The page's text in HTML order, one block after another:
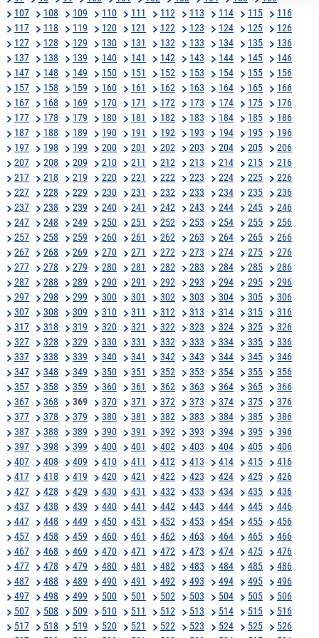
107
108 109 110 111 112 113 114 115
116
117
118 119 120 121 122 123 124 125
126
127
128 129 130 131 132 133 134 135
136
137
138 139 140 141 142 143 144 145
146
147
148 149 150 151 152 153 154 155
156
157
158 159 160 161 162 163 164 165
166
167
168 169 170 171 172 173 174 175
176
177
178 179 180 181 182 183 184 185
186
187
188 189 190 191 192 193 194 195
196
197
198 199 200 201 202 203 204 205
206
207
208 209 210 211 212 213 214 215
216
217
218 219 220 221 222 223 224 225
226
227
228 229 230 231 232 233 234 235
236
237
238 239 240 241 242 243 244 245
246
247
248 249 250 251 252 253 254 255
256
257
258 259 260 261 262 263 264 265
266
267
268 269 270 271 272 273 274 275
276
277
278 279 280 281 282 283 284 285
286
287
288 289 290 291 292 293 294 295
296
297
298 299 300 301 302 303 304 305
306
307
308 309 310 311 312 313 314 315
316
317
318 319 320 321 322 323 324 325
326
327
328 329 330 331 332 333 334 335
336
337
338 339 340 341 342 343 344 345
346
347
348 349 350 351 352 353 354 355
356
357
358 359 360 361 362 363 364 365
366
367
368 369 370 371 372 373 374 375
376
377
378 379 380 381 382 383 384 385
386
387
388 389 390 391 392 393 394 395
396
397
398 399 400 401 402 403 404 405
406
407
408 409 410 411 412 413 414 415
416
417
418 419 420 421 422 423 424 425
426
427
428 429 430 431 432 433 434 435
436
437
438 439 440 441 442 443 444 445
446
447
448 449 450 451 452 453 454 455
456
457
458 459 460 461 462 463 464 465
466
467
468 469 470 471 472 473 474 475
476
477
478 479 480 481 482 483 484 485
486
487
488 489 490 491 492 493 494 495
496
497
498 499 500 501 502 503 504 505
506
507
508 509 510 511 512 513 514 515
516
517
518 519 520 521 522 523 524 525
526